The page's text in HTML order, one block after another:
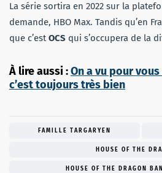
La série sortira en 2022 sur la
demande, HBO Max. Tandis qu’en
que c’estOCS qui s’occupera de la
À lire aussi :On a vu pour
c’est toujours très bien
FAMILLE TARGARYEN
HOUSE OF THE
HOUSE OF THE DRAGON